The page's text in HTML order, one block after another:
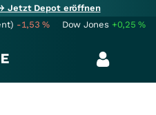
Jetzt Depot eröffnen
-1,53% Dow Jones +0,25%